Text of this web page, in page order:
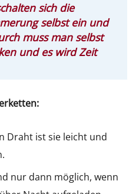
sich die
selbst ein und
muss man selbst
und es wird Zeit
Draht ist sie leicht und
nur dann möglich, wenn